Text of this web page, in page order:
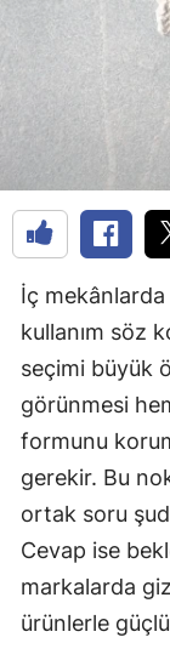
İç
kullanım söz
seçimi büyük
görünmesi
formunu
gerekir. Bu
ortak soru
Cevap ise
markalarda
ürünlerle